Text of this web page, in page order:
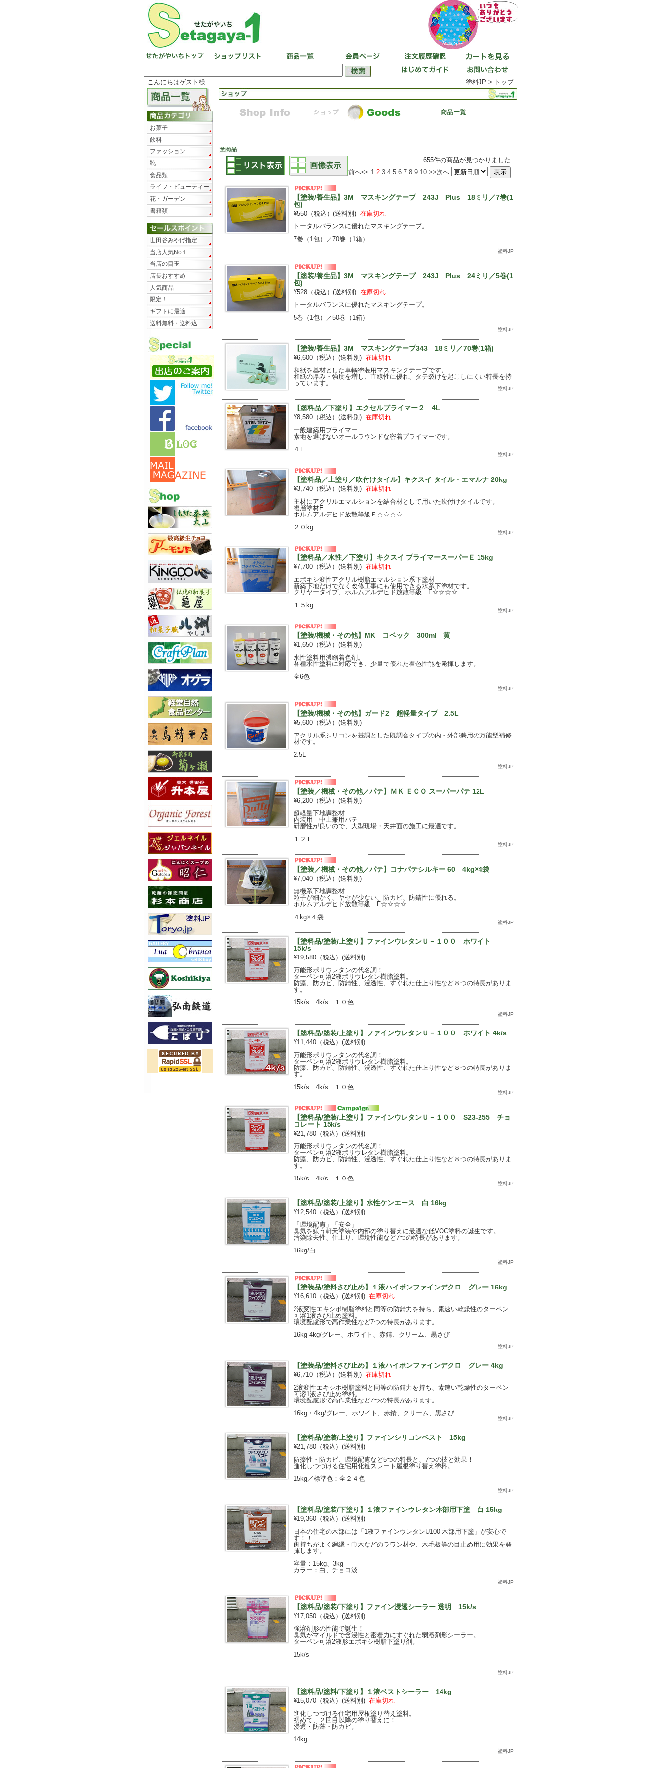
こんにちはゲスト様 塗料JP > トップ
655件の商品が見つかりました
前へ<< 1 2 3 4 5 6 7 8 9 10 >>次へ
【塗装/養生品】3M マスキングテープ 243J Plus 18ミリ／7巻(1
包)
¥550（税込） (送料別) 在庫切れ
トータルバランスに優れたマスキングテープ。
7巻（1包）／70巻（1箱）
塗料JP
【塗装/養生品】3M マスキングテープ 243J Plus 24ミリ／5巻(1
包)
¥528（税込） (送料別) 在庫切れ
トータルバランスに優れたマスキングテープ。
5巻（1包）／50巻（1箱）
塗料JP
【塗装/養生品】3M マスキングテープ343 18ミリ／70巻(1箱)
¥6,600（税込） (送料別) 在庫切れ
和紙を基材とした車輌塗装用マスキングテープです。
和紙の厚み・強度を増し、直線性に優れ、タテ裂けを起こしにくい特長を持
っています。
塗料JP
【塗料品／下塗り】エクセルプライマー２ 4L
¥8,580（税込） (送料別) 在庫切れ
一般建築用プライマー
素地を選ばないオールラウンドな密着プライマーです。
４Ｌ
塗料JP
【塗料品／上塗り／吹付けタイル】キクスイ タイル・エマルナ 20kg
¥3,740（税込） (送料別) 在庫切れ
主材にアクリルエマルションを結合材として用いた吹付けタイルです。
複層塗材E
ホルムアルデヒド放散等級Ｆ☆☆☆☆
２０kg
塗料JP
【塗料品／水性／下塗り】キクスイ プライマースーパーＥ 15kg
¥7,700（税込） (送料別) 在庫切れ
エポキシ変性アクリル樹脂エマルション系下塗材
新築下地だけでなく改修工事にも使用できる水系下塗材です。
クリヤータイプ、ホルムアルデヒド放散等級 F☆☆☆☆
１５kg
塗料JP
【塗装/機械・その他】MK コベック 300ml 黄
¥1,650（税込） (送料別)
水性塗料用濃縮着色剤。
各種水性塗料に対応でき、少量で優れた着色性能を発揮します。
全6色
塗料JP
【塗装/機械・その他】ガード2 超軽量タイプ 2.5L
¥5,600（税込） (送料別)
アクリル系シリコンを基調とした既調合タイプの内・外部兼用の万能型補修
材です。
2.5L
塗料JP
【塗装／機械・その他／パテ】ＭＫ ＥＣＯ スーパーパテ 12L
¥6,200（税込） (送料別)
超軽量下地調整材
内装用 中上兼用パテ
研磨性が良いので、大型現場・天井面の施工に最適です。
１２Ｌ
塗料JP
【塗装／機械・その他／パテ】コナパテシルキー 60 4kg×4袋
¥7,040（税込） (送料別)
無機系下地調整材
粒子が細かく、ヤセが少ない、防カビ、防錆性に優れる。
ホルムアルデヒド放散等級 F☆☆☆☆
４kg×４袋
塗料JP
【塗料品/塗装/上塗り】ファインウレタンＵ－１００ ホワイト
15k/s
¥19,580（税込） (送料別)
万能形ポリウレタンの代名詞！
ターペン可溶2液ポリウレタン樹脂塗料。
防藻、防カビ、防錆性、浸透性、すぐれた仕上り性など８つの特長がありま
す。
15k/s 4k/s １０色
塗料JP
【塗料品/塗装/上塗り】ファインウレタンＵ－１００ ホワイト 4k/s
¥11,440（税込） (送料別)
万能形ポリウレタンの代名詞！
ターペン可溶2液ポリウレタン樹脂塗料。
防藻、防カビ、防錆性、浸透性、すぐれた仕上り性など８つの特長がありま
す。
15k/s 4k/s １０色
塗料JP
【塗料品/塗装/上塗り】ファインウレタンＵ－１００ S23-255 チョ
コレート 15k/s
¥21,780（税込） (送料別)
万能形ポリウレタンの代名詞！
ターペン可溶2液ポリウレタン樹脂塗料。
防藻、防カビ、防錆性、浸透性、すぐれた仕上り性など８つの特長がありま
す。
15k/s 4k/s １０色
塗料JP
【塗料品/塗装/上塗り】水性ケンエース 白 16kg
¥12,540（税込） (送料別)
「環境配慮」「安全」
臭気を嫌う軒天塗装や内部の塗り替えに最適な低VOC塗料の誕生です。
汚染除去性、仕上り、環境性能など7つの特長があります。
16kg/白
塗料JP
【塗装品/塗料さび止め】１液ハイポンファインデクロ グレー 16kg
¥16,610（税込） (送料別) 在庫切れ
2液変性エキシポ樹脂塗料と同等の防錆力を持ち、素速い乾燥性のターペン
可溶1液さび止め塗料。
環境配慮形で高作業性など7つの特長があります。
16kg 4kg/グレー、ホワイト、赤錆、クリーム、黒さび
塗料JP
【塗装品/塗料さび止め】１液ハイポンファインデクロ グレー 4kg
¥6,710（税込） (送料別) 在庫切れ
2液変性エキシポ樹脂塗料と同等の防錆力を持ち、素速い乾燥性のターペン
可溶1液さび止め塗料。
環境配慮形で高作業性など7つの特長があります。
16kg・4kg/グレー、ホワイト、赤錆、クリーム、黒さび
塗料JP
【塗料品/塗装/上塗り】ファインシリコンベスト 15kg
¥21,780（税込） (送料別)
防藻性・防カビ、環境配慮など5つの特長と、7つの技と効果！
進化しつづける住宅用化粧スレート屋根塗り替え塗料。
15kg／標準色：全２４色
塗料JP
【塗料品/塗装/下塗り】１液ファインウレタン木部用下塗 白 15kg
¥19,360（税込） (送料別)
日本の住宅の木部には「1液ファインウレタンU100 木部用下塗」が安心で
す！！
肉持ちがよく廻縁・巾木などのラワン材や、木毛板等の目止め用に効果を発
揮します。
容量：15kg、3kg
カラー：白、チョコ淡
塗料JP
【塗料品/塗装/下塗り】ファイン浸透シーラー 透明 15k/s
¥17,050（税込） (送料別)
強溶剤形の性能で誕生！
臭気がマイルドで含浸性と密着力にすぐれた弱溶剤形シーラー。
ターペン可溶2液形エポキシ樹脂下塗り剤。
15k/s
塗料JP
【塗料品/塗料/下塗り】１液ベストシーラー 14kg
¥15,070（税込） (送料別) 在庫切れ
進化しつづける住宅用屋根塗り替え塗料。
初めて、２回目以降の塗り替えに！
浸透・防藻・防カビ。
14kg
塗料JP
お菓子
飲料
ファッション
靴
食品類
ライフ・ビューティー
花・ガーデン
書籍類
世田谷みやげ指定
当店人気No１
当店の目玉
店長おすすめ
人気商品
限定！
ギフトに最適
送料無料・送料込